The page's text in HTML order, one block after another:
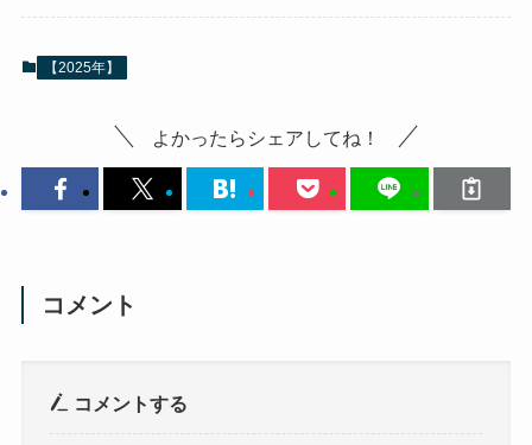
【2025年】
よかったらシェアしてね！
コメント
コメントする